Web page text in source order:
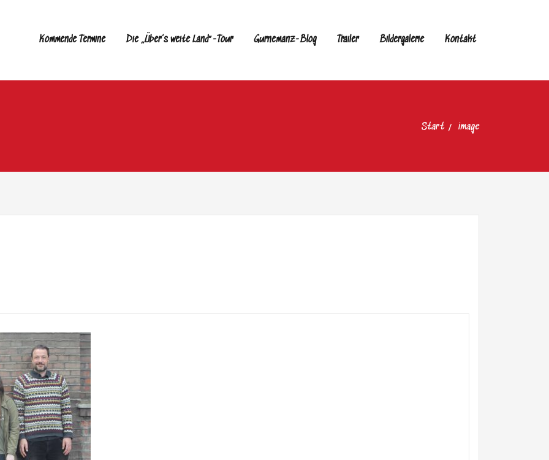
Kommende Termine Die „Über’s weite Land“-Tour Gurnemanz-Blog Trailer Bildergalerie Kontakt
Start image